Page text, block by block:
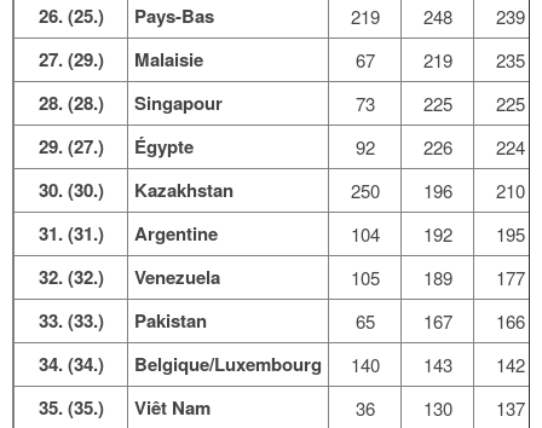
26. (25.) Pays-Bas 219 248 239
27. (29.) Malaisie 67 219 235
28. (28.) Singapour 73 225 225
29. (27.) Égypte 92 226 224
30. (30.) Kazakhstan 250 196 210
31. (31.) Argentine 104 192 195
32. (32.) Venezuela 105 189 177
33. (33.) Pakistan 65 167 166
34. (34.) Belgique/Luxembourg 140 143 142
35. (35.) Viêt Nam 36 130 137